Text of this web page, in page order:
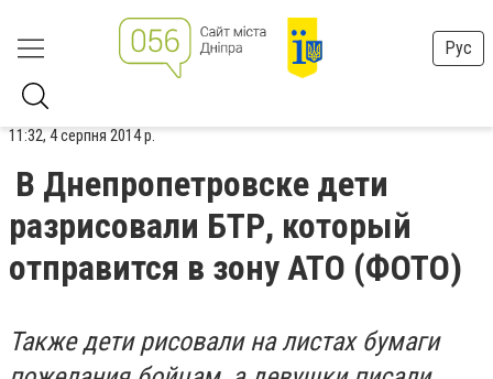
Рус
11:32, 4 серпня 2014 р.
В Днепропетровске дети
разрисовали БТР, который
отправится в зону АТО (ФОТО)
Также дети рисовали на листах бумаги